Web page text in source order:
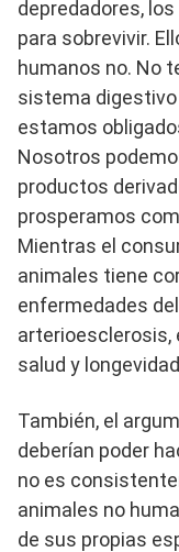
depredadores,
para sobrevivir.
humanos no. No
sistema
estamos
Nosotros
productos
prosperamos
Mientras el
animales tiene
enfermedades
arterioesclerosis,
salud y
También, el
deberían poder
no es
animales no
de sus propias